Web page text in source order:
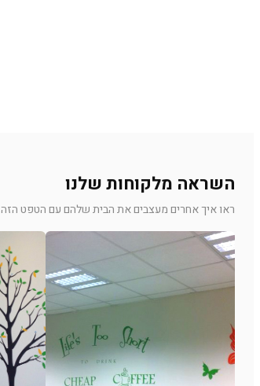
השראה מלקוחות שלנו
ראו איך אחרים מעצבים את הבית שלהם עם הטפט הזה